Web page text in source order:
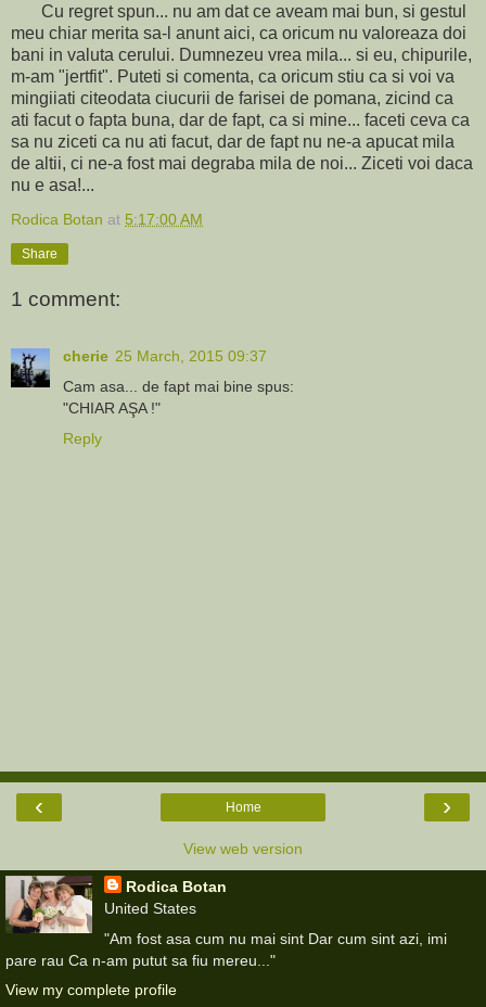
Cu regret spun... nu am dat ce aveam mai bun, si gestul
meu chiar merita sa-l anunt aici, ca oricum nu valoreaza doi
bani in valuta cerului. Dumnezeu vrea mila... si eu, chipurile,
m-am "jertfit". Puteti si comenta, ca oricum stiu ca si voi va
mingiiati citeodata ciucurii de farisei de pomana, zicind ca
ati facut o fapta buna, dar de fapt, ca si mine... faceti ceva ca
sa nu ziceti ca nu ati facut, dar de fapt nu ne-a apucat mila
de altii, ci ne-a fost mai degraba mila de noi... Ziceti voi daca
nu e asa!...
Rodica Botan at 5:17:00 AM
Share
1 comment:
cherie 25 March, 2015 09:37
Cam asa... de fapt mai bine spus:
"CHIAR AŞA !"
Reply
‹ ›
Home
View web version
Rodica Botan
United States
"Am fost asa cum nu mai sint Dar cum sint azi, imi
pare rau Ca n-am putut sa fiu mereu..."
View my complete profile